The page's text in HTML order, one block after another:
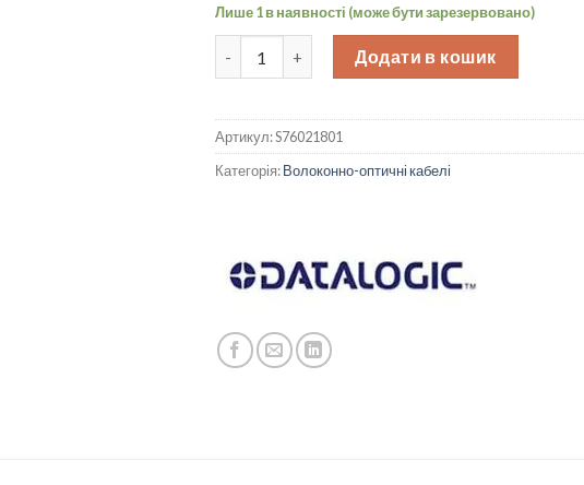
Лише 1 в наявності (може бути зарезервовано)
Оптоволоконний дифузний датчик M6, кабель
Додати в кошик
Артикул:S76021801
Категорія:Волоконно-оптичні кабелі